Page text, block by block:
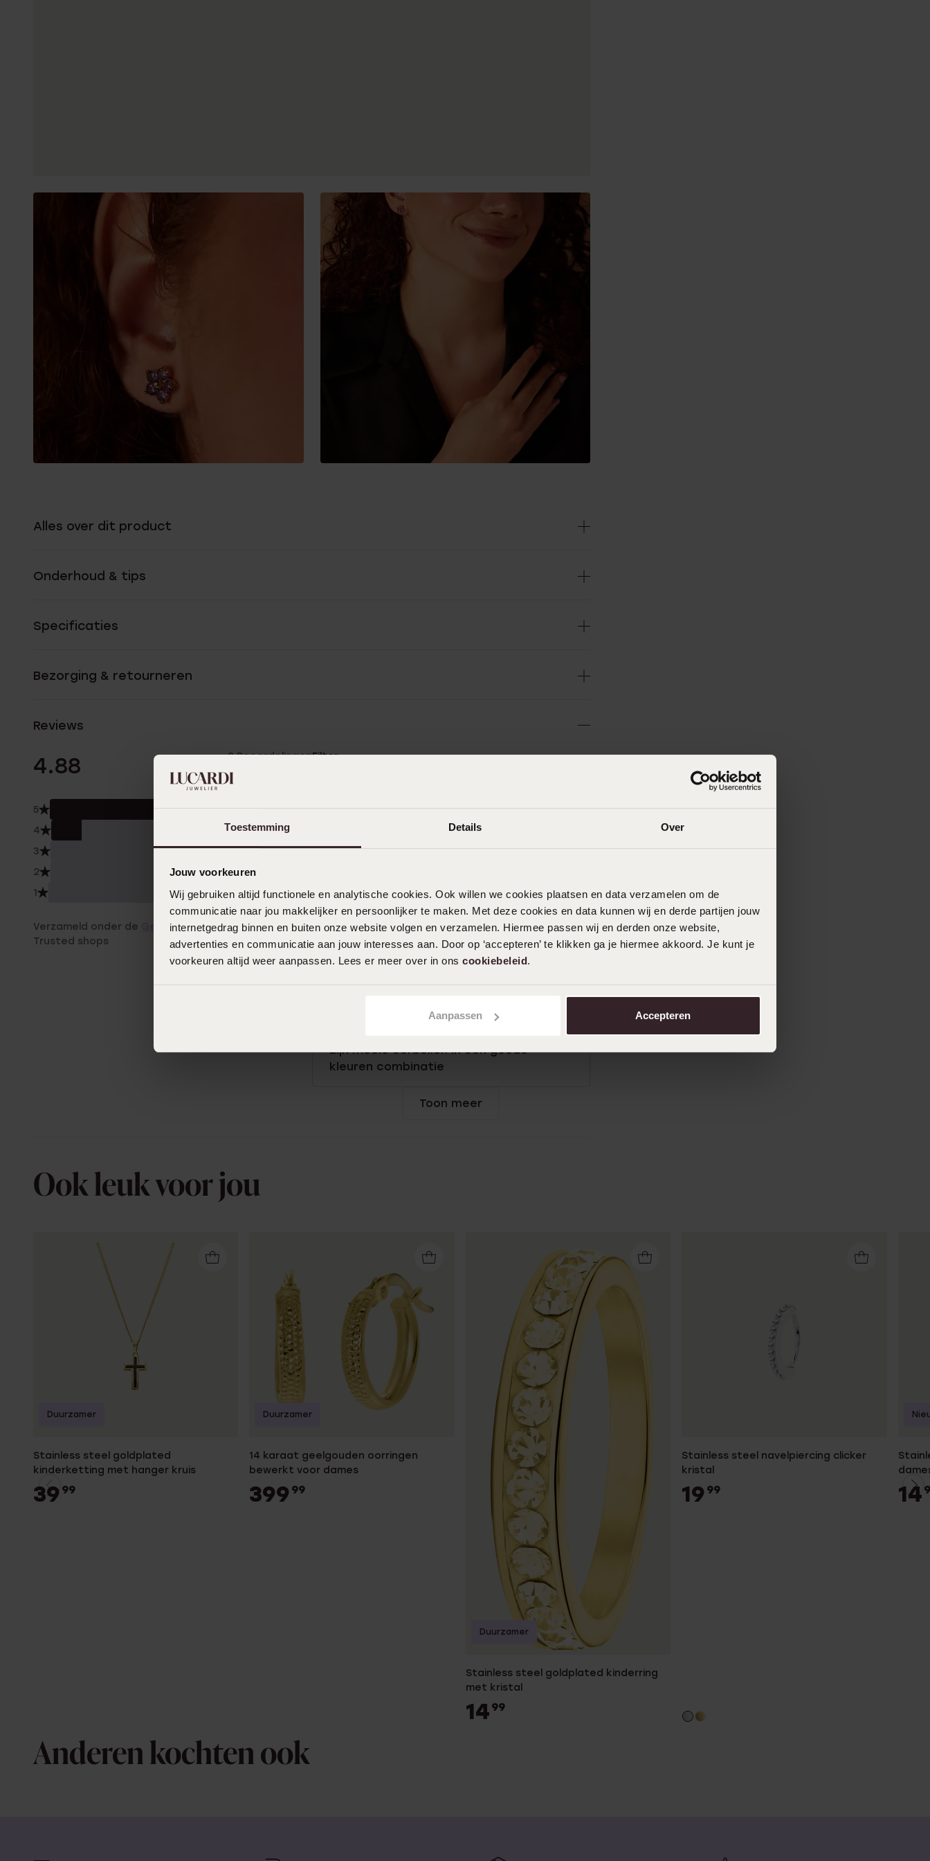
Toestemming Details Over
Jouw voorkeuren
Wij gebruiken altijd functionele en analytische cookies. Ook willen we cookies plaatsen en data verzamelen om de
communicatie naar jou makkelijker en persoonlijker te maken. Met deze cookies en data kunnen wij en derde partijen jouw
internetgedrag binnen en buiten onze website volgen en verzamelen. Hiermee passen wij en derden onze website,
advertenties en communicatie aan jouw interesses aan. Door op ‘accepteren’ te klikken ga je hiermee akkoord. Je kunt je
voorkeuren altijd weer aanpassen. Lees er meer over in ons cookiebeleid.
Aanpassen Accepteren
Alles over dit product
Onderhoud & tips
Specificaties
Bezorging & retourneren
Reviews
4.88 8 Beoordelingen
5 88.0%
4 13.0%
3 0.0%
2
1 0.0%
Verzameld onder de Gebruiksvoorwaardenvan
Trusted shops
Filter
03-08-2025 - Constance T.
De oorbellen zijn sierlijk, mooi van kleur
en de goede grootte voor op het oor.
Zijn mooie oorbellen in een goede
kleuren combinatie
Toon meer
Ook leuk voor jou
Stainless steel goldplated
kinderketting met hanger kruis
39 99
Duurzamer
14 karaat geelgouden oorringen
bewerkt voor dames
399 99
Duurzamer
Stainless steel goldplated kinderring
met kristal
14 99
Duurzamer
Stainless steel navelpiercing clicker
kristal
19 99 14
Anderen kochten ook